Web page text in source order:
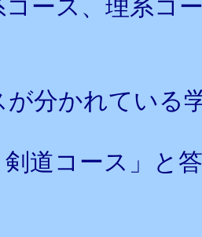
ース、理系コ
が分かれている
道コース」と